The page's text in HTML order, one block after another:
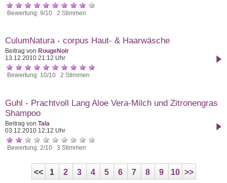
Bewertung: 9/10 2 Stimmen
CulumNatura - corpus Haut- & Haarwäsche
Beitrag von RougeNoir
13.12.2010 21:12 Uhr
Bewertung: 10/10 2 Stimmen
Guhl - Prachtvoll Lang Aloe Vera-Milch und Zitronengras
Shampoo
Beitrag von Tala
03.12.2010 12:12 Uhr
Bewertung: 2/10 3 Stimmen
<< 1 2 3 4 5 6 7 8 9 10 >>